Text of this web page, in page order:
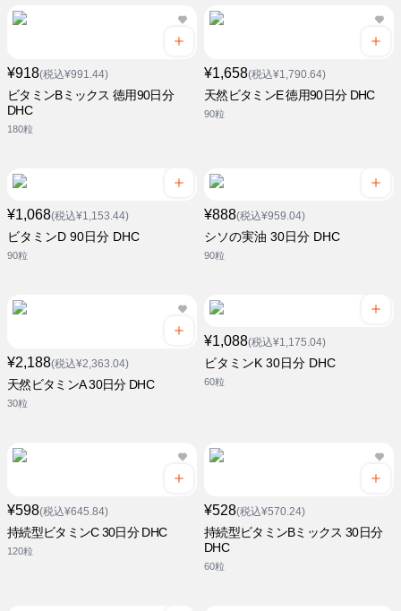
¥918(税込¥991.44)
ビタミンBミックス 徳用90日分
DHC
180粒
¥1,658(税込¥1,790.64)
天然ビタミンE 徳用90日分 DHC
90粒
¥1,068(税込¥1,153.44)
ビタミンD 90日分 DHC
90粒
¥888(税込¥959.04)
シソの実油 30日分 DHC
90粒
¥2,188(税込¥2,363.04)
天然ビタミンA 30日分 DHC
30粒
¥1,088(税込¥1,175.04)
ビタミンK 30日分 DHC
60粒
¥598(税込¥645.84)
持続型ビタミンC 30日分 DHC
120粒
¥528(税込¥570.24)
持続型ビタミンBミックス 30日分
DHC
60粒